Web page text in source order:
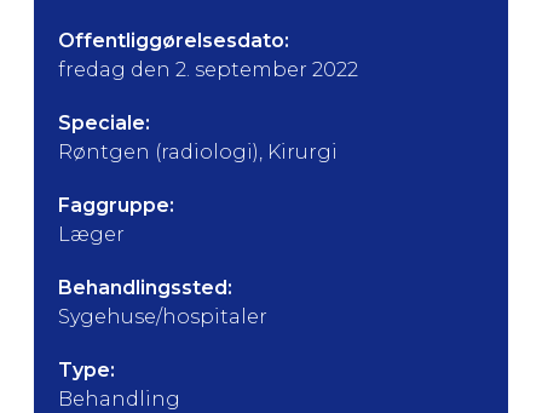
Offentliggørelsesdato:
fredag den 2. september 2022
Speciale:
Røntgen (radiologi), Kirurgi
Faggruppe:
Læger
Behandlingssted:
Sygehuse/hospitaler
Type:
Behandling